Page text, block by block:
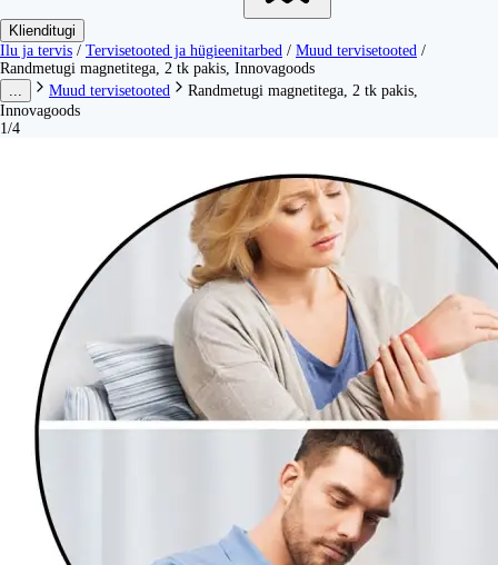
Klienditugi
Ilu ja tervis / Tervisetooted ja hügieenitarbed / Muud tervisetooted /
Randmetugi magnetitega, 2 tk pakis, Innovagoods
Muud tervisetooted
Randmetugi magnetitega, 2 tk pakis,
Innovagoods
1/4